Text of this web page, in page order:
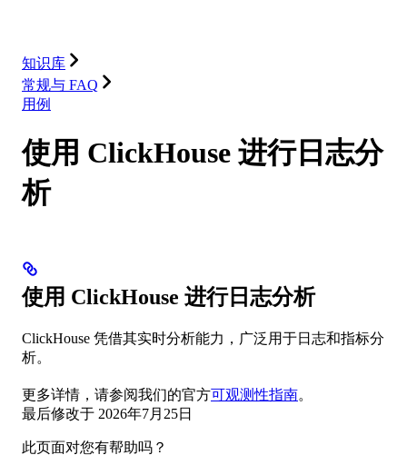
知识库
常规与 FAQ
用例
使用 ClickHouse 进行日志分
析
使用 ClickHouse 进行日志分析
ClickHouse 凭借其实时分析能力，广泛用于日志和指标分
析。
更多详情，请参阅我们的官方可观测性指南。
最后修改于 2026年7月25日
此页面对您有帮助吗？